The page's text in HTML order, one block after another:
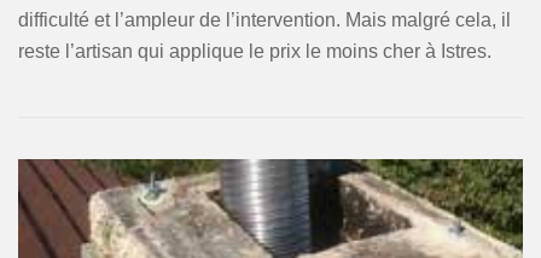
difficulté et l’ampleur de l’intervention. Mais malgré cela, il
reste l’artisan qui applique le prix le moins cher à Istres.